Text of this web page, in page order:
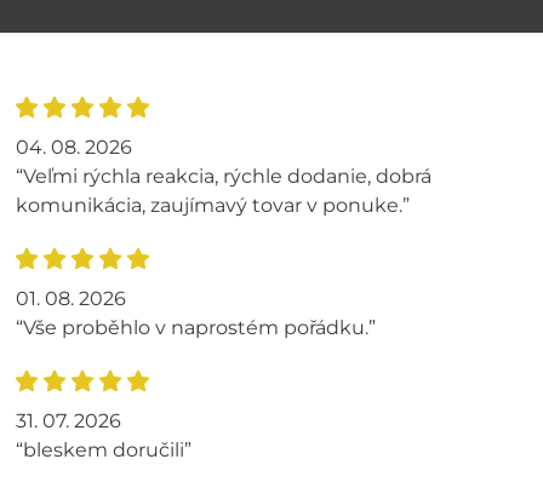
04. 08. 2026
“Veľmi rýchla reakcia, rýchle dodanie, dobrá
komunikácia, zaujímavý tovar v ponuke.”
01. 08. 2026
“Vše proběhlo v naprostém pořádku.”
31. 07. 2026
“bleskem doručili”